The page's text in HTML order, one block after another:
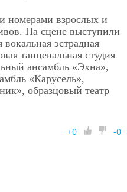
номерами взрослых и
На сцене выступили
эстрадная
танцевальная студия
ансамбль «Эхна»,
«Карусель»,
образцовый театр
+0 -0